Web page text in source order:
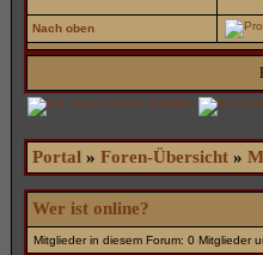
Nach oben
Portal » Foren-Übersicht»
Wer ist online?
Mitglieder in diesem Forum: 0 Mitglieder